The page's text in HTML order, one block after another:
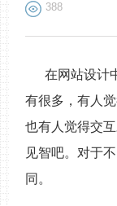
388
在网站设计
有很多，有人
也有人觉得交
见智吧。对于
同。